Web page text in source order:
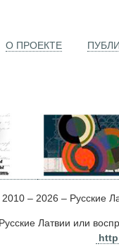
О ПРОЕКТЕ
– 2026 – Русские
Латвии или